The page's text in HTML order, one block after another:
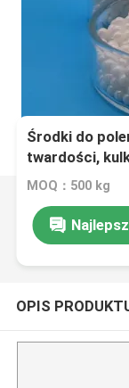
Środki do
twardości,
MOQ：500 kg
OPIS